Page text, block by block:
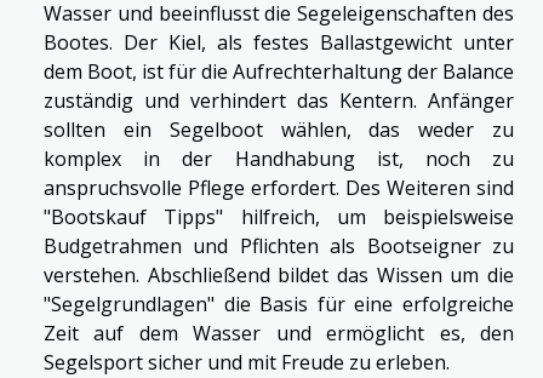
Wasser und beeinflusst die Segeleigenschaften des
Bootes. Der Kiel, als festes Ballastgewicht unter
dem Boot, ist für die Aufrechterhaltung der Balance
zuständig und verhindert das Kentern. Anfänger
sollten ein Segelboot wählen, das weder zu
komplex in der Handhabung ist, noch zu
anspruchsvolle Pflege erfordert. Des Weiteren sind
"Bootskauf Tipps" hilfreich, um beispielsweise
Budgetrahmen und Pflichten als Bootseigner zu
verstehen. Abschließend bildet das Wissen um die
"Segelgrundlagen" die Basis für eine erfolgreiche
Zeit auf dem Wasser und ermöglicht es, den
Segelsport sicher und mit Freude zu erleben.